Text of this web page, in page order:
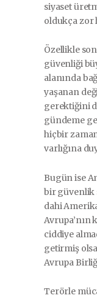
siyaset
oldukça zor
Özellikle
güvenliği
alanında
yaşanan
gerektiğini
gündeme
hiçbir
varlığına
Bugün ise
bir güvenlik
dahi
Avrupa’nın
ciddiye
getirmiş
Avrupa
Terörle